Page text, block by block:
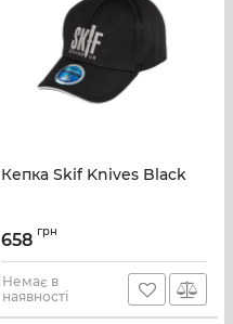
Кепка Skif Knives Black
658 грн
Немає в
наявності